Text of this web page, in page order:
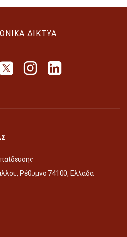
ΔΊΚΤΥΑ
Ρέθυμνο 74100, Ελλάδα